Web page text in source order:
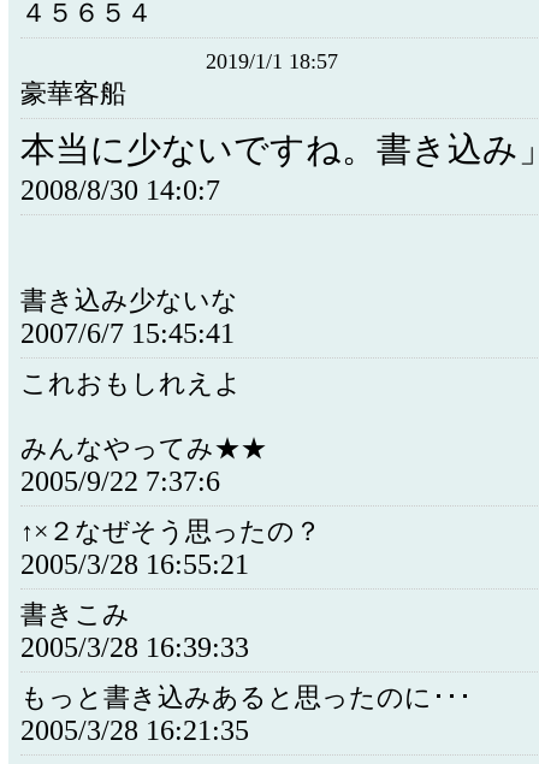
４５６５４
2019/1/1 18:57
豪華客船
本当に少ないですね。書き込み
2008/8/30 14:0:7
書き込み少ないな
2007/6/7 15:45:41
これおもしれえよ
みんなやってみ★★
2005/9/22 7:37:6
↑×２なぜそう思ったの？
2005/3/28 16:55:21
書きこみ
2005/3/28 16:39:33
もっと書き込みあると思ったのに･･･
2005/3/28 16:21:35